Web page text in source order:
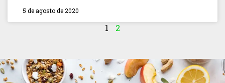
5 de agosto de 2020
1 2